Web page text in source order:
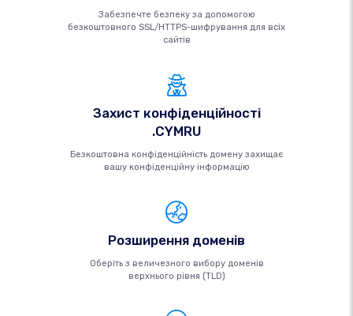
Забезпечте безпеку за допомогою
безкоштовного SSL/HTTPS-шифрування для всіх
сайтів
Захист конфіденційності
.CYMRU
Безкоштовна конфіденційність домену захищає
вашу конфіденційну інформацію
Розширення доменів
Оберіть з величезного вибору доменів
верхнього рівня (TLD)